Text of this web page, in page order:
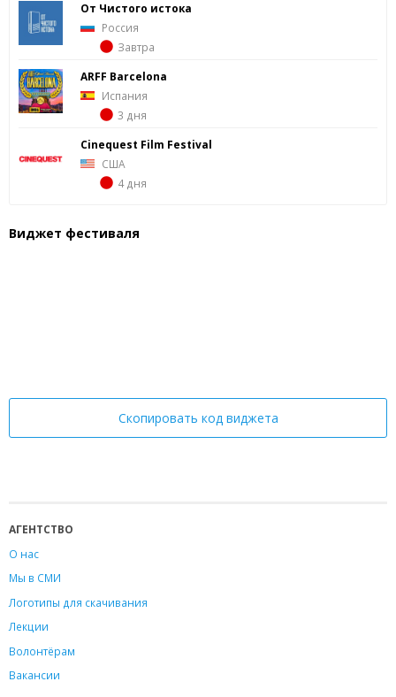
От Чистого истока
Россия
Завтра
ARFF Barcelona
Испания
3 дня
Cinequest Film Festival
США
4 дня
Виджет фестиваля
Скопировать код виджета
АГЕНТСТВО
О нас
Мы в СМИ
Логотипы для скачивания
Лекции
Волонтёрам
Вакансии